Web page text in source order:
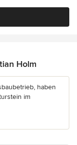
Holm
haben
im